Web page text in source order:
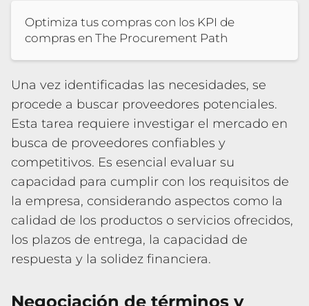
Optimiza tus compras con los KPI de
compras en The Procurement Path
Una vez identificadas las necesidades, se
procede a buscar proveedores potenciales.
Esta tarea requiere investigar el mercado en
busca de proveedores confiables y
competitivos. Es esencial evaluar su
capacidad para cumplir con los requisitos de
la empresa, considerando aspectos como la
calidad de los productos o servicios ofrecidos,
los plazos de entrega, la capacidad de
respuesta y la solidez financiera.
Negociación de términos y